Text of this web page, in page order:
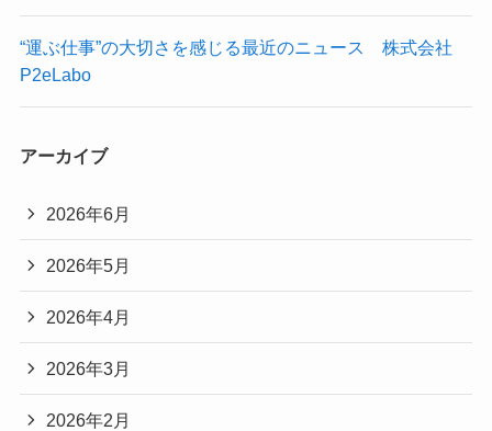
“運ぶ仕事”の大切さを感じる最近のニュース 株式会社
P2eLabo
アーカイブ
2026年6月
2026年5月
2026年4月
2026年3月
2026年2月